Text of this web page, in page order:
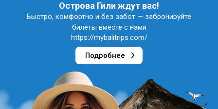
Острова Гили ждут вас!
Быстро, комфортно и без забот — забронируйте
билеты вместе с нами
https://mybalitrips.com/
Подробнее